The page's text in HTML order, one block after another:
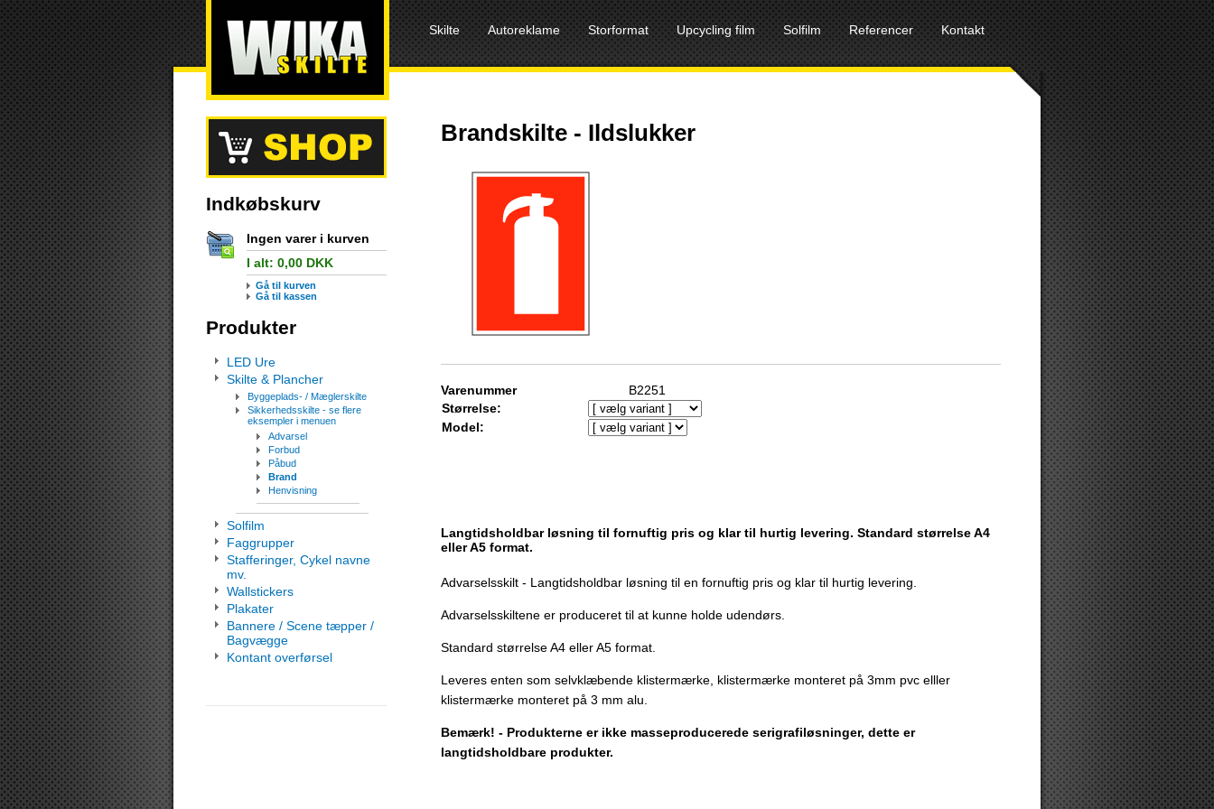
Skilte Autoreklame Storformat Upcycling film Solfilm Referencer Kontakt
Indkøbskurv
Ingen varer i kurven
I alt: 0,00 DKK
Gå til kurven
Gå til kassen
Produkter
LED Ure
Skilte & Plancher
Byggeplads- / Mæglerskilte
Sikkerhedsskilte - se flere
eksempler i menuen
Advarsel
Forbud
Påbud
Brand
Henvisning
Solfilm
Faggrupper
Stafferinger, Cykel navne
mv.
Wallstickers
Plakater
Bannere / Scene tæpper /
Bagvægge
Kontant overførsel
Brandskilte - Ildslukker
Varenummer
B2251
Størrelse:
Model:
Langtidsholdbar løsning til fornuftig pris og klar til hurtig levering. Standard størrelse A4
eller A5 format.
Advarselsskilt - Langtidsholdbar løsning til en fornuftig pris og klar til hurtig levering.
Advarselsskiltene er produceret til at kunne holde udendørs.
Standard størrelse A4 eller A5 format.
Leveres enten som selvklæbende klistermærke, klistermærke monteret på 3mm pvc elller
klistermærke monteret på 3 mm alu.
Bemærk! - Produkterne er ikke masseproducerede serigrafiløsninger, dette er
langtidsholdbare produkter.